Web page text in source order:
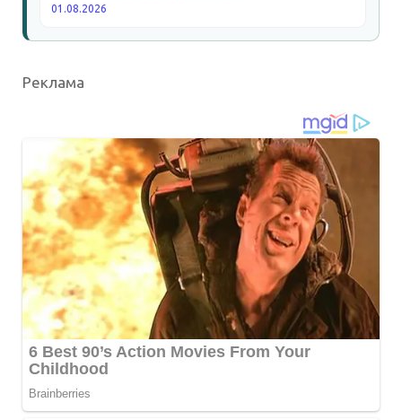
01.08.2026
Реклама